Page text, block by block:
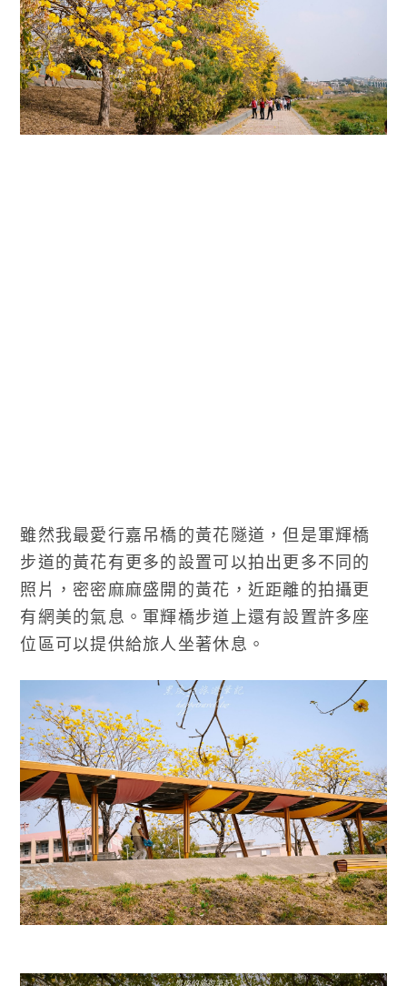
雖然我最愛行嘉吊橋的黃花隧道，但是軍輝橋
步道的黃花有更多的設置可以拍出更多不同的
照片，密密麻麻盛開的黃花，近距離的拍攝更
有網美的氣息。軍輝橋步道上還有設置許多座
位區可以提供給旅人坐著休息。